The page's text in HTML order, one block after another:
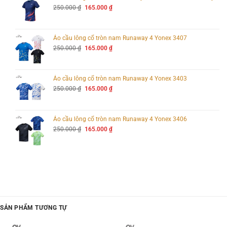
250.000₫ Giá
165.000 ₫Giá
165.000 ₫.
Áo cầu lông cổ tròn nam Runaway 4 Yonex 3407
250.000₫ Giá
165.000 ₫Giá
165.000 ₫.
Áo cầu lông cổ tròn nam Runaway 4 Yonex 3403
250.000₫ Giá
165.000 ₫Giá
165.000 ₫.
Áo cầu lông cổ tròn nam Runaway 4 Yonex 3406
250.000₫ Giá
165.000 ₫Giá
SẢN PHẨM TƯƠNG TỰ